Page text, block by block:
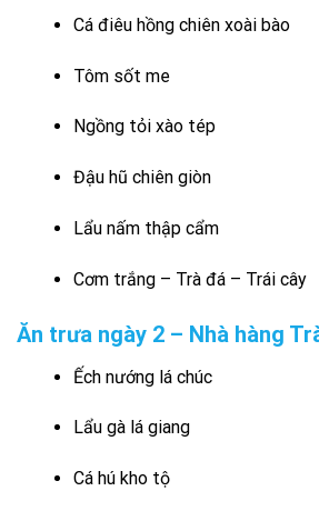
Cá điêu hồng chiên xoài bào
Tôm sốt me
Ngồng tỏi xào tép
Đậu hũ chiên giòn
Lẩu nấm thập cẩm
Cơm trắng – Trà đá – Trái cây
Ăn trưa ngày 2 – Nhà hàng
Ếch nướng lá chúc
Lẩu gà lá giang
Cá hú kho tộ